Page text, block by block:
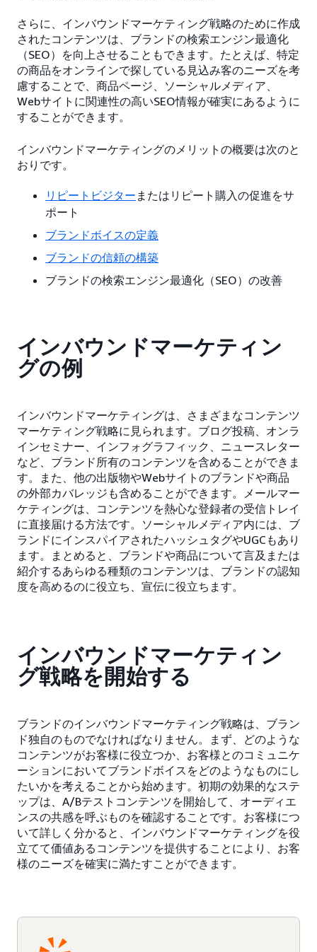
さらに、インバウンドマーケティング戦略のために作成
されたコンテンツは、ブランドの検索エンジン最適化
（SEO）を向上させることもできます。たとえば、特定
の商品をオンラインで探している見込み客のニーズを考
慮することで、商品ページ、ソーシャルメディア、
Webサイトに関連性の高いSEO情報が確実にあるように
することができます。
インバウンドマーケティングのメリットの概要は次のと
おりです。
リピートビジター またはリピート購入の促進をサ
ポート
ブランドボイスの定義
ブランドの信頼の構築
ブランドの検索エンジン最適化（SEO）の改善
インバウンドマーケティン
グの例
インバウンドマーケティングは、さまざまなコンテンツ
マーケティング戦略に見られます。ブログ投稿、オンラ
インセミナー、インフォグラフィック、ニュースレター
など、ブランド所有のコンテンツを含めることができま
す。また、他の出版物やWebサイトのブランドや商品
の外部カバレッジも含めることができます。メールマー
ケティングは、コンテンツを熱心な登録者の受信トレイ
に直接届ける方法です。ソーシャルメディア内には、ブ
ランドにインスパイアされたハッシュタグやUGCもあり
ます。まとめると、ブランドや商品について言及または
紹介するあらゆる種類のコンテンツは、ブランドの認知
度を高めるのに役立ち、宣伝に役立ちます。
インバウンドマーケティン
グ戦略を開始する
ブランドのインバウンドマーケティング戦略は、ブラン
ド独自のものでなければなりません。まず、どのような
コンテンツがお客様に役立つか、お客様とのコミュニケ
ーションにおいてブランドボイスをどのようなものにし
たいかを考えることから始めます。初期の効果的なステ
ップは、A/Bテストコンテンツを開始して、オーディエ
ンスの共感を呼ぶものを確認することです。お客様につ
いて詳しく分かると、インバウンドマーケティングを役
立てて価値あるコンテンツを提供することにより、お客
様のニーズを確実に満たすことができます。